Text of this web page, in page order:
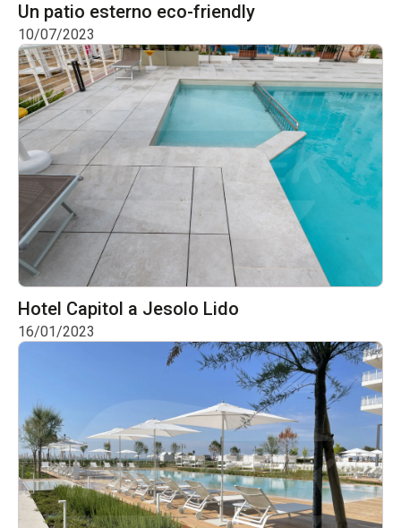
Un patio esterno eco-friendly
10/07/2023
Hotel Capitol a Jesolo Lido
16/01/2023